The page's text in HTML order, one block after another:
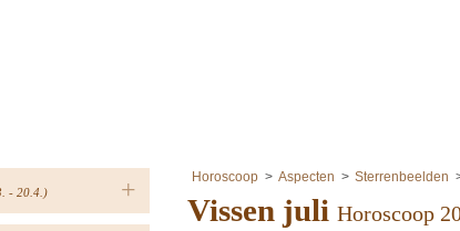
+
- 20.4.)
Horoscoop Aspecten Sterrenbeelden
Vissen juli Horoscoop